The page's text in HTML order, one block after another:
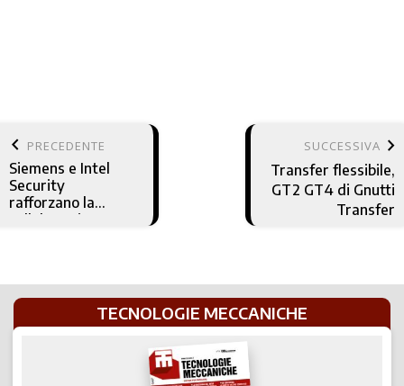
keyboard_arrow_left PRECEDENTE
Siemens e Intel
Security
rafforzano la
collaborazione
SUCCESSIVA keyboard_arrow_right
Transfer flessibile,
GT2 GT4 di Gnutti
Transfer
TECNOLOGIE MECCANICHE